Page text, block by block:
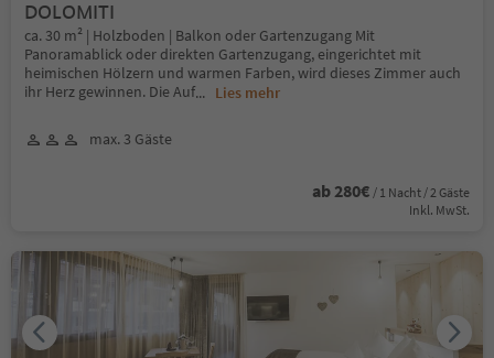
DOLOMITI
ca. 30 m² | Holzboden | Balkon oder Gartenzugang Mit
Panoramablick oder direkten Gartenzugang, eingerichtet mit
heimischen Hölzern und warmen Farben, wird dieses Zimmer auch
ihr Herz gewinnen. Die Auf... Lies mehr
max. 3 Gäste
ab 280€ / 1 Nacht / 2 Gäste
Inkl. MwSt.